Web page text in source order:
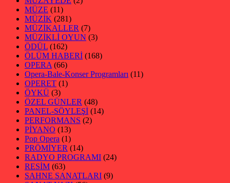
MÜZE (11)
MÜZİK (281)
MÜZİKALLER (7)
MÜZİKLİ OYUN (3)
ÖDÜL (162)
ÖLÜM HABERİ (168)
OPERA (66)
Opera-Bale-Konser Programları (11)
OPERET (1)
ÖYKÜ (3)
ÖZEL GÜNLER (48)
PANEL-SÖYLEŞİ (14)
PERFORMANS (2)
PİYANO (13)
Pop Opera (1)
PRÖMİYER (14)
RADYO PROGRAMI (24)
RESİM (63)
SAHNE SANATLARI (9)